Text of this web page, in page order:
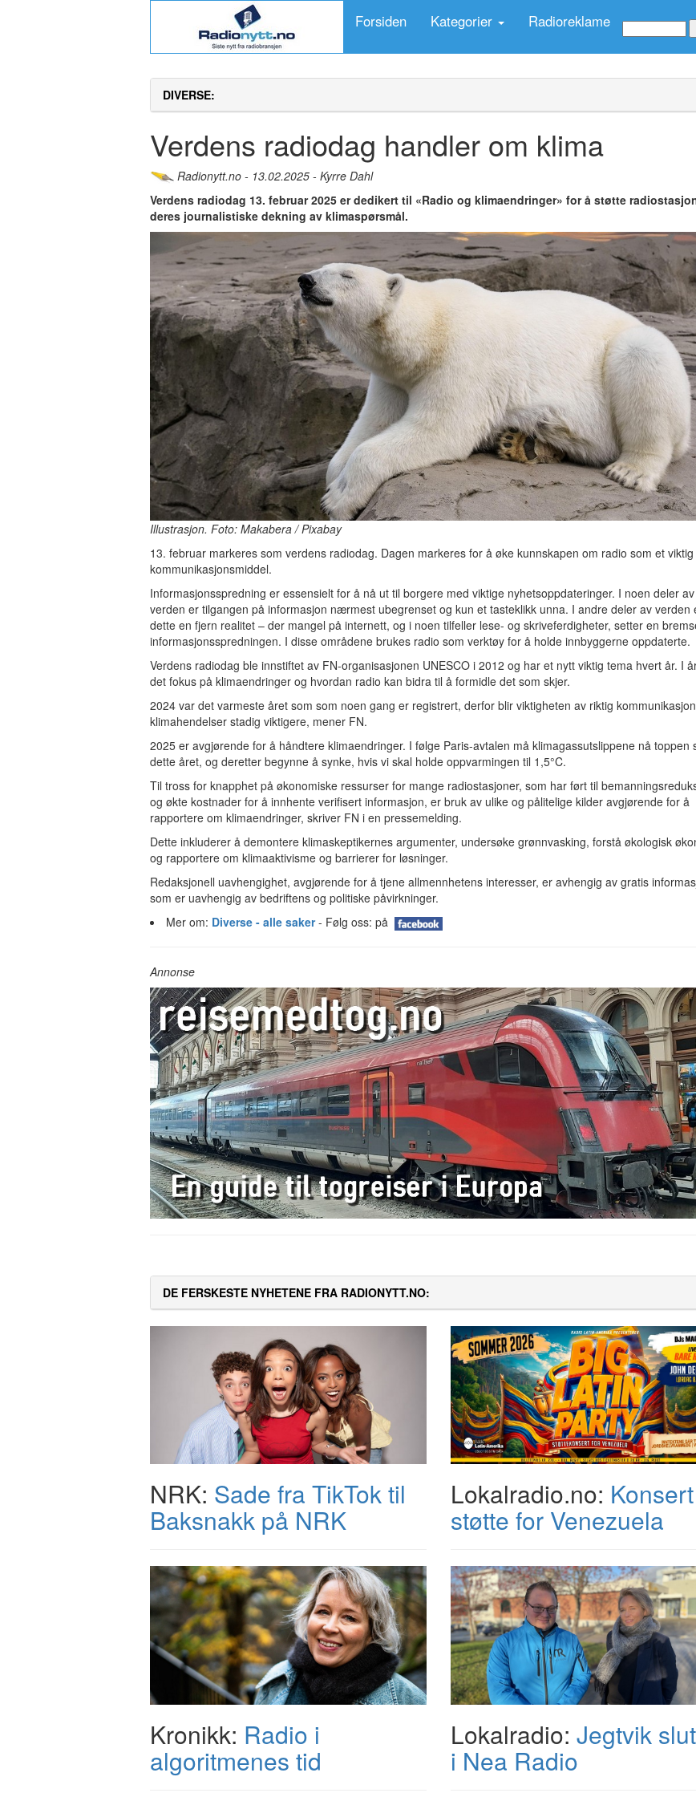
Forsiden Kategorier Radioreklame
DIVERSE:
Verdens radiodag handler om klima
Radionytt.no - 13.02.2025 - Kyrre Dahl
Verdens radiodag 13. februar 2025 er dedikert til «Radio og klimaendringer» for å støtte
deres journalistiske dekning av klimaspørsmål.
Illustrasjon. Foto: Makabera / Pixabay
13. februar markeres som verdens radiodag. Dagen markeres for å øke kunnskapen om radio som et viktig
kommunikasjonsmiddel.
Informasjonsspredning er essensielt for å nå ut til borgere med viktige nyhetsoppdateringer. I noen deler av
verden er tilgangen på informasjon nærmest ubegrenset og kun et tasteklikk unna. I andre deler av verden
dette en fjern realitet – der mangel på internett, og i noen tilfeller lese- og skriveferdigheter, setter en
informasjonsspredningen. I disse områdene brukes radio som verktøy for å holde innbyggerne oppdaterte.
Verdens radiodag ble innstiftet av FN-organisasjonen UNESCO i 2012 og har et nytt viktig tema hvert år. I
det fokus på klimaendringer og hvordan radio kan bidra til å formidle det som skjer.
2024 var det varmeste året som som noen gang er registrert, derfor blir viktigheten av riktig
klimahendelser stadig viktigere, mener FN.
2025 er avgjørende for å håndtere klimaendringer. I følge Paris-avtalen må klimagassutslippene nå toppen
dette året, og deretter begynne å synke, hvis vi skal holde oppvarmingen til 1,5°C.
Til tross for knapphet på økonomiske ressurser for mange radiostasjoner, som har ført til
og økte kostnader for å innhente verifisert informasjon, er bruk av ulike og pålitelige kilder avgjørende for å
rapportere om klimaendringer, skriver FN i en pressemelding.
Dette inkluderer å demontere klimaskeptikernes argumenter, undersøke grønnvasking, forstå økologisk
og rapportere om klimaaktivisme og barrierer for løsninger.
Redaksjonell uavhengighet, avgjørende for å tjene allmennhetens interesser, er avhengig av gratis
som er uavhengig av bedriftens og politiske påvirkninger.
Mer om: Diverse - alle saker- Følg oss: på
Annonse
DE FERSKESTE NYHETENE FRA RADIONYTT.NO:
NRK: Sade fra TikTok til
Baksnakk på NRK
Lokalradio.no:
støtte for Venezuela
Kronikk: Radio i
algoritmenes tid
Lokalradio: Jegtvik
i Nea Radio